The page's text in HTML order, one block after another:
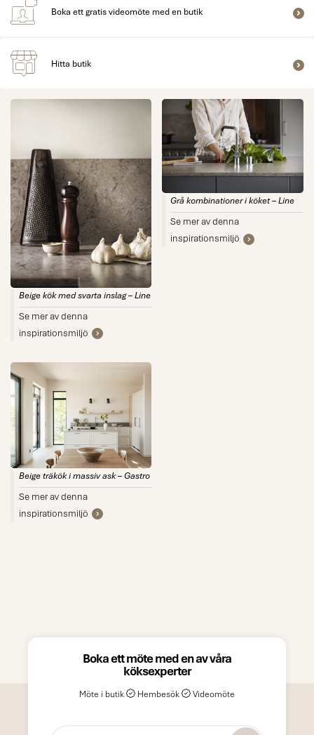
Boka ett gratis videomöte med en butik
Hitta butik
Beige kök med svarta inslag – Line
Se mer av denna
inspirationsmiljö
Beige träkök i massiv ask – Gastro
Se mer av denna
inspirationsmiljö
Grå kombinationer i köket – Line
Se mer av denna
inspirationsmiljö
Boka ett möte med en av våra
köksexperter
Möte i butik Hembesök Videomöte